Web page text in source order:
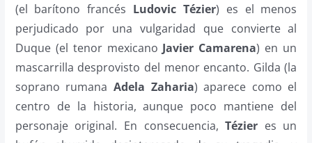
(el barítono francés Ludovic Tézier) es el menos
perjudicado por una vulgaridad que convierte al
Duque (el tenor mexicano Javier Camarena) en un
mascarrilla desprovisto del menor encanto. Gilda (la
soprano rumana Adela Zaharia) aparece como el
centro de la historia, aunque poco mantiene del
personaje original. En consecuencia,Tézier es un